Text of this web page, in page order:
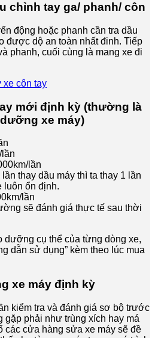
chỉnh tay ga/ phanh/ côn
động hoặc phanh cần tra dầu
được dộ an toàn nhất đinh. Tiếp
phanh, cuối cùng là mang xe đi
xe côn tay
mới định kỳ (thường là
xe máy)
lần
lần
thay dầu máy thì ta thay 1 lần
luôn ổn định.
lần
sẽ đánh giá thực tế sau thời
dưỡng cụ thể của từng dòng xe,
dẫn sử dụng” kèm theo lúc mua
xe máy định kỳ
kiểm tra và đánh giá sơ bộ trước
gặp phải như trùng xích hay má
cửa hàng sửa xe máy sẽ đề